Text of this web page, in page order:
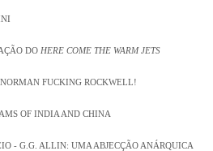
DO HERE COME THE WARM JETS
FUCKING ROCKWELL!
OF INDIA AND CHINA
- G.G. ALLIN: UMA ABJECÇÃO ANÁRQUICA